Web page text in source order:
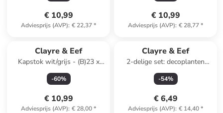
€ 10,99
Adviesprijs (AVP): € 22,37*
€ 10,99
Adviesprijs (AVP): € 28,77*
Clayre & Eef
Kapstok wit/grijs - (B)23 x
(H)10 x (D)6 cm
-60%
€ 10,99
Adviesprijs (AVP): € 28,00*
Clayre & Eef
2-delige set: decoplanten
wit/zilverkleurig - (H)25 cm
-54%
€ 6,49
Adviesprijs (AVP): € 14,40*